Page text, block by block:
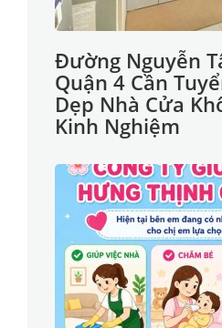
Đường Nguyễn
Quận 4 Cần
Dẹp Nhà Cửa
Kinh Nghiệm